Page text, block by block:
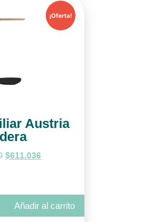
¡Oferta!
Austria
$611.036
Añadir al carrito